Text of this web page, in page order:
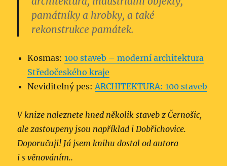
památníky a hrobky, a také
rekonstrukce památek.
Kosmas:100 staveb – moderní architektura
Středočeského kra­je
Neviditelný pes:ARCHITEKTURA: 100 staveb
V knize naleznete hned několik staveb z Černošic,
ale zastoupeny jsou například i Dobřichovice.
Doporučuji! Já jsem knihu dostal od autora
i s věnováním..